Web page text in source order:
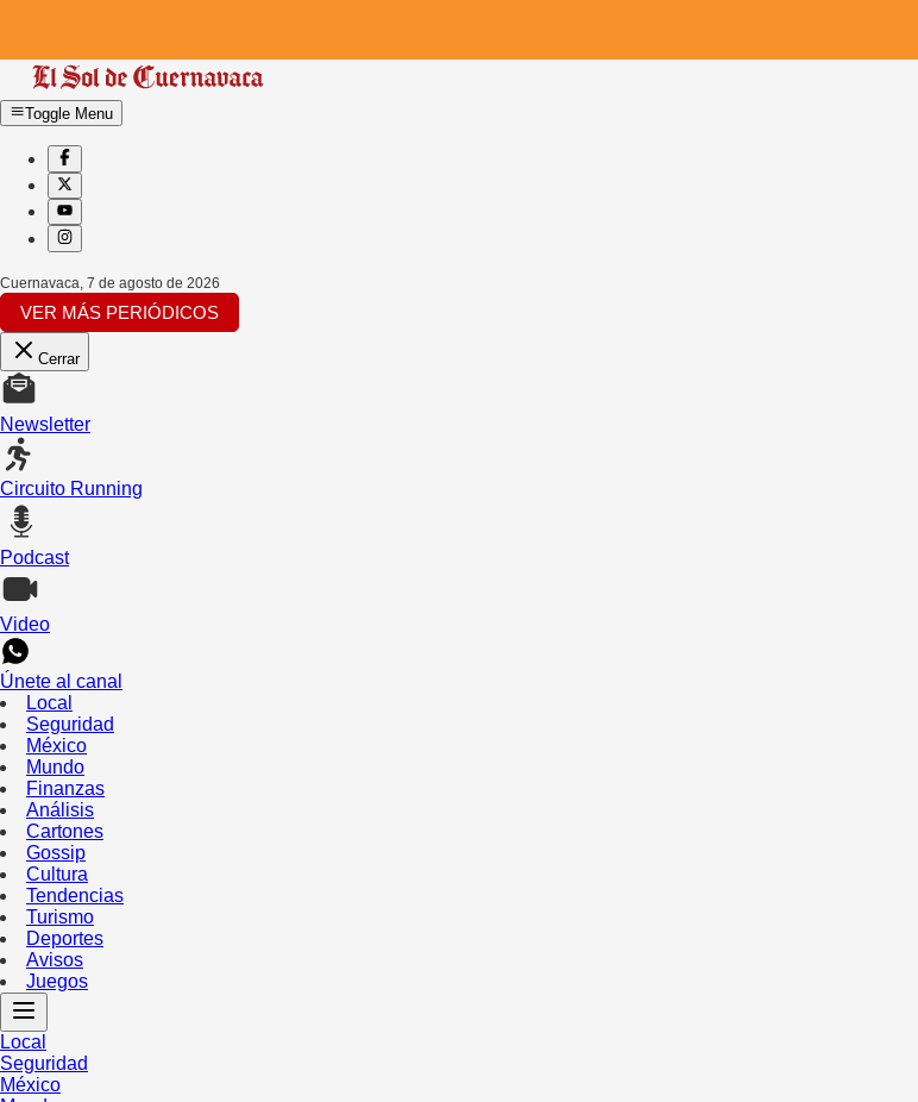
Toggle Menu
Cuernavaca 7 de agosto de 2026
VER MÁS PERIÓDICOS
Cerrar
Newsletter
Circuito Running
Podcast
Video
Únete al canal
Local
Seguridad
México
Mundo
Finanzas
Análisis
Cartones
Gossip
Cultura
Tendencias
Turismo
Deportes
Avisos
Juegos
Local
Seguridad
México